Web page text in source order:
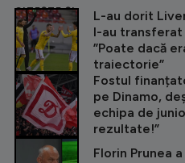
CITEȘTE ȘI
L-au dorit
l-au transferat
”Poate dacă
traiectorie”
Fostul
pe Dinamo,
echipa de
rezultate!”
Florin Prunea